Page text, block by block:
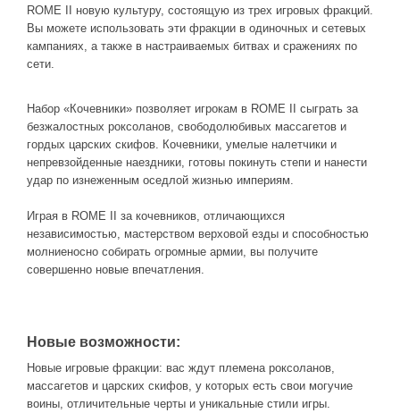
Загадки и тайны истории
Новое время
Крестовые походы
Античность
Средние века
ROME II новую культуру, состоящую из трех игровых фракций.
Вы можете использовать эти фракции в одиночных и сетевых
кампаниях, а также в настраиваемых битвах и сражениях по
сети.
Набор «Кочевники» позволяет игрокам в ROME II сыграть за
безжалостных роксоланов, свободолюбивых массагетов и
гордых царских скифов. Кочевники, умелые налетчики и
непревзойденные наездники, готовы покинуть степи и нанести
удар по изнеженным оседлой жизнью империям.
Играя в ROME II за кочевников, отличающихся
независимостью, мастерством верховой езды и способностью
молниеносно собирать огромные армии, вы получите
совершенно новые впечатления.
Новые возможности:
Новые игровые фракции: вас ждут племена роксоланов,
массагетов и царских скифов, у которых есть свои могучие
воины, отличительные черты и уникальные стили игры.